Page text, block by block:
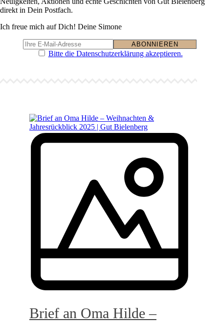
direkt in Dein Postfach.
Ich freue mich auf Dich! Deine Simone
Bitte die Datenschutzerklärung akzeptieren.
Brief an Oma Hilde –